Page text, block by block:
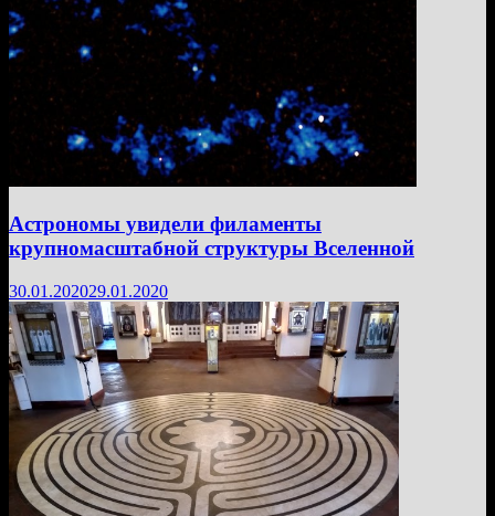
Астрономы увидели филаменты
крупномасштабной структуры Вселенной
30.01.202029.01.2020